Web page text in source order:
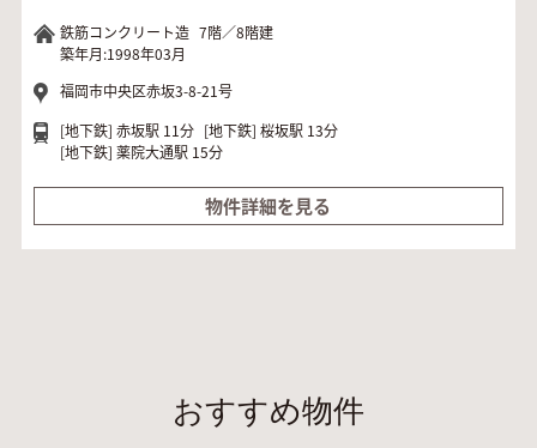
鉄筋コンクリート造 7階／8階建
築年月:1998年03月
福岡市中央区赤坂3-8-21号
[地下鉄] 赤坂駅 11分 [地下鉄] 桜坂駅 13分
[地下鉄] 薬院大通駅 15分
物件詳細を見る
おすすめ物件